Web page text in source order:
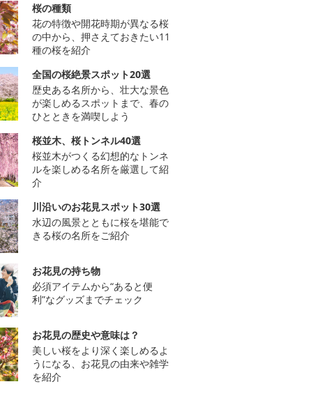
桜の種類
花の特徴や開花時期が異なる桜
の中から、押さえておきたい11
種の桜を紹介
全国の桜絶景スポット20選
歴史ある名所から、壮大な景色
が楽しめるスポットまで、春の
ひとときを満喫しよう
桜並木、桜トンネル40選
桜並木がつくる幻想的なトンネ
ルを楽しめる名所を厳選して紹
介
川沿いのお花見スポット30選
水辺の風景とともに桜を堪能で
きる桜の名所をご紹介
お花見の持ち物
必須アイテムから“あると便
利”なグッズまでチェック
お花見の歴史や意味は？
美しい桜をより深く楽しめるよ
うになる、お花見の由来や雑学
を紹介